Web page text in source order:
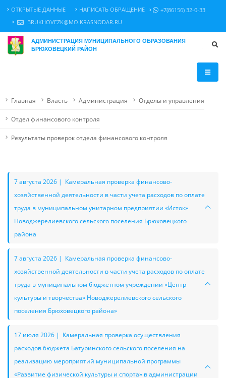
ОТКРЫТЫЕ ДАННЫЕ НАПИСАТЬ ОБРАЩЕНИЕ
+7(86156) 32-0-33
BRUKHOVEZK@MO.KRASNODAR.RU
АДМИНИСТРАЦИЯ МУНИЦИПАЛЬНОГО ОБРАЗОВАНИЯ
БРЮХОВЕЦКИЙ РАЙОН
Главная Власть Администрация Отделы и управления
Отдел финансового контроля
Результаты проверок отдела финансового контроля
7 августа 2026 | Камеральная проверка финансово-
хозяйственной деятельности в части учета расходов по оплате
труда в муниципальном унитарном предприятии «Исток»
Новоджерелиевского сельского поселения Брюховецкого
района
7 августа 2026 | Камеральная проверка финансово-
хозяйственной деятельности в части учета расходов по оплате
труда в муниципальном бюджетном учреждении «Центр
культуры и творчества» Новоджерелиевского сельского
поселения Брюховецкого района»
17 июля 2026 | Камеральная проверка осуществления
расходов бюджета Батуринского сельского поселения на
реализацию мероприятий муниципальной программы
«Развитие физической культуры и спорта» в администрации